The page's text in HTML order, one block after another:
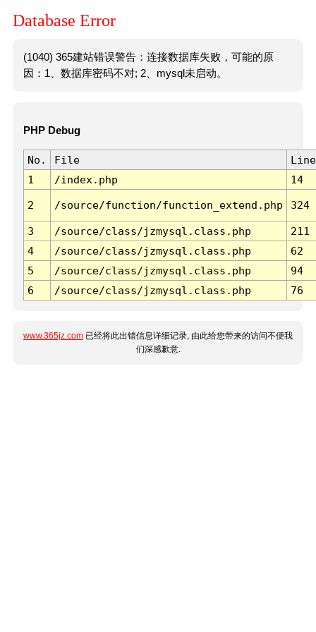
Database Error
(1040) 365建站错误警告：连接数据库失败，可能的原
因：1、数据库密码不对; 2、mysql未启动。
PHP Debug
No. File
Line
1
/index.php 14
2 /source/function/function_extend.php 324
3 /source/class/jzmysql.class.php
211
4
/source/class/jzmysql.class.php
62
5
/source/class/jzmysql.class.php
94
6
/source/class/jzmysql.class.php 76
www.365jz.com 已经将此出错信息详细记录, 由此给您带来的访问不便我
们深感歉意.